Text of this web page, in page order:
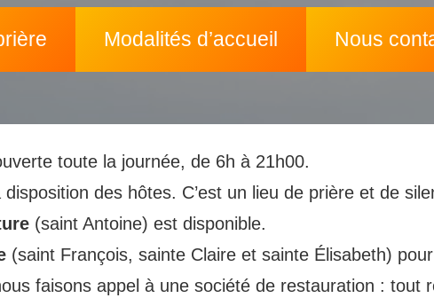
Modalités d’accueil Nous
toute la journée, de 6h à 21h00.
disposition des hôtes. C’est un lieu de prière et de
(saint Antoine) est disponible.
(saint François, sainte Claire et sainte Élisabeth)
faisons appel à une société de restauration : tout